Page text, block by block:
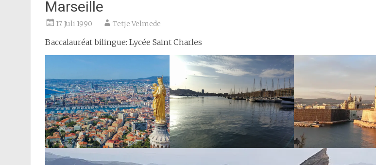
Marseille
17. Juli 1990 Tetje Velmede
Baccalauréat bilingue: Lycée Saint Charles